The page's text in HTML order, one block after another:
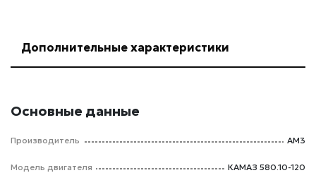
Дополнительные характеристики
Основные данные
Производитель AM3
Модель двигателя КАМАЗ 580.10-120